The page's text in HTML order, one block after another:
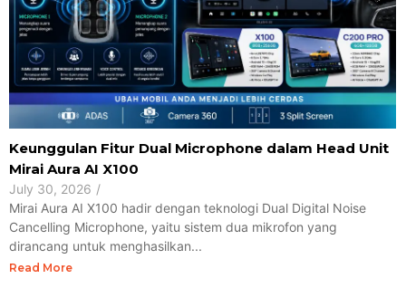
Keunggulan Fitur Dual Microphone dalam Head Unit
Mirai Aura AI X100
July 30, 2026 /
Mirai Aura AI X100 hadir dengan teknologi Dual Digital Noise
Cancelling Microphone, yaitu sistem dua mikrofon yang
dirancang untuk menghasilkan...
Read More